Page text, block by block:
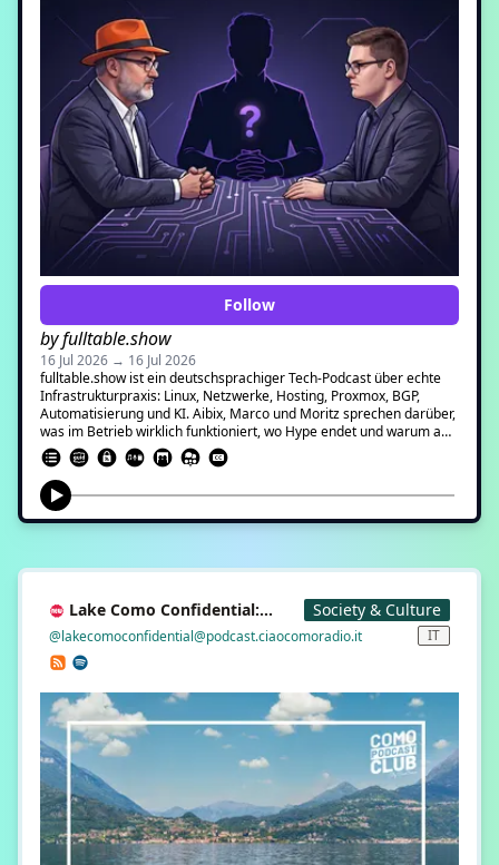
Follow
by fulltable.show
16 Jul 2026 → 16 Jul 2026
fulltable.show ist ein deutschsprachiger Tech-Podcast über echte
Infrastrukturpraxis: Linux, Netzwerke, Hosting, Proxmox, BGP,
Automatisierung und KI. Aibix, Marco und Moritz sprechen darüber,
was im Betrieb wirklich funktioniert, wo Hype endet und warum am
Ende doch wieder DNS schuld ist.
Society & Culture
Lake Como Confidential:
ospitalità d'autore
IT
@lakecomoconfidential@podcast.ciaocomoradio.it